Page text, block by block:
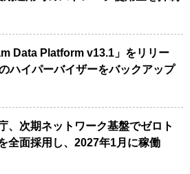
Data Platform v13.1」をリリー
ハイパーバイザーをバックアップ
、次期ネットワーク基盤でゼロト
全面採用し、2027年1月に稼働